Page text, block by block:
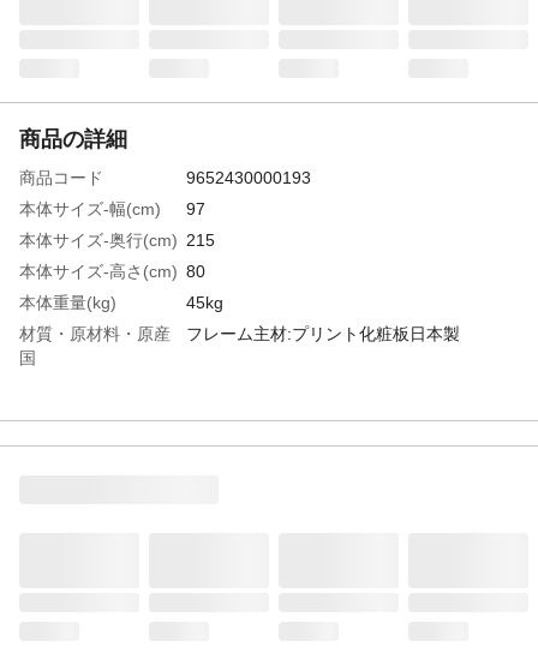
商品の詳細
商品コード
9652430000193
本体サイズ-幅(cm)
97
本体サイズ-奥行(cm) 215
本体サイズ-高さ(cm) 80
本体重量(kg)
45kg
材質・原材料・原産
国
フレーム主材:プリント化粧板日本製